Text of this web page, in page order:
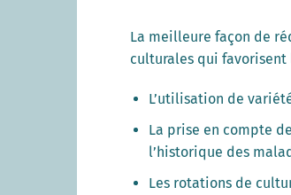
La meilleure façon de
culturales qui favorisent
L’utilisation de
La prise en compte
l’historique des
Les rotations de